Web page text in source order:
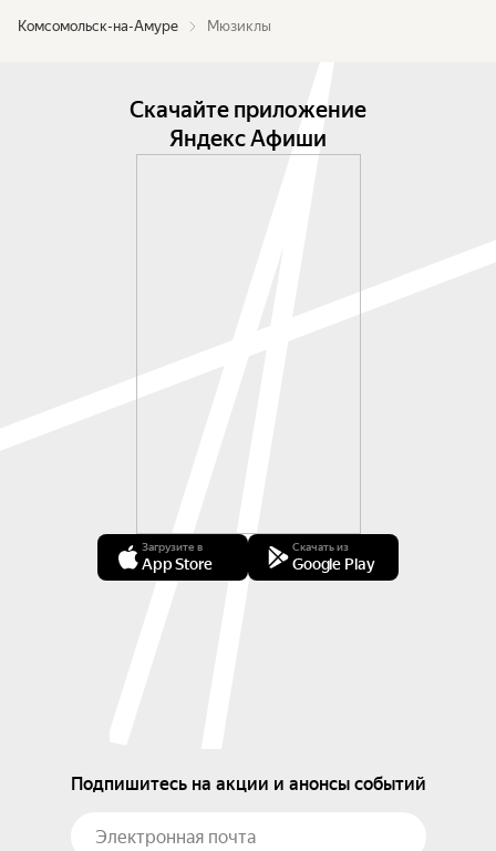
Комсомольск-на-Амуре Мюзиклы
Скачайте приложение
Яндекс Афиши
Загрузите в
App Store
Скачать из
Google Play
Подпишитесь на акции и анонсы событий